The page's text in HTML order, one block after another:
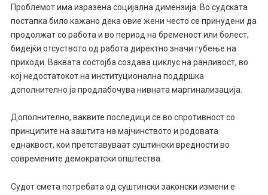
Проблемот има изразена социјална димензија. Во судската
постапка било кажано дека овие жени често се принудени да
продолжат со работа и во период на бременост или болест,
бидејќи отсуството од работа директно значи губење на
приходи. Ваквата состојба создава циклус на ранливост, во
кој недостатокот на институционална поддршка
дополнително ја продлабочува нивната маргинализација.
Дополнително, ваквите последици се во спротивност со
принципите на заштита на мајчинството и родовата
еднаквост, кои претставуваат суштински вредности во
современите демократски општества.
Судотсмета потребата од суштински законски измени е